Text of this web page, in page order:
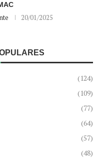
20/01/2025
(124)
(109)
(77)
(64)
(57)
(48)